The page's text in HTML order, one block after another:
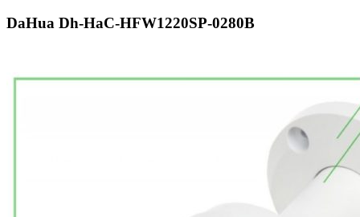
DaHua Dh-HaC-HFW1220SP-0280B